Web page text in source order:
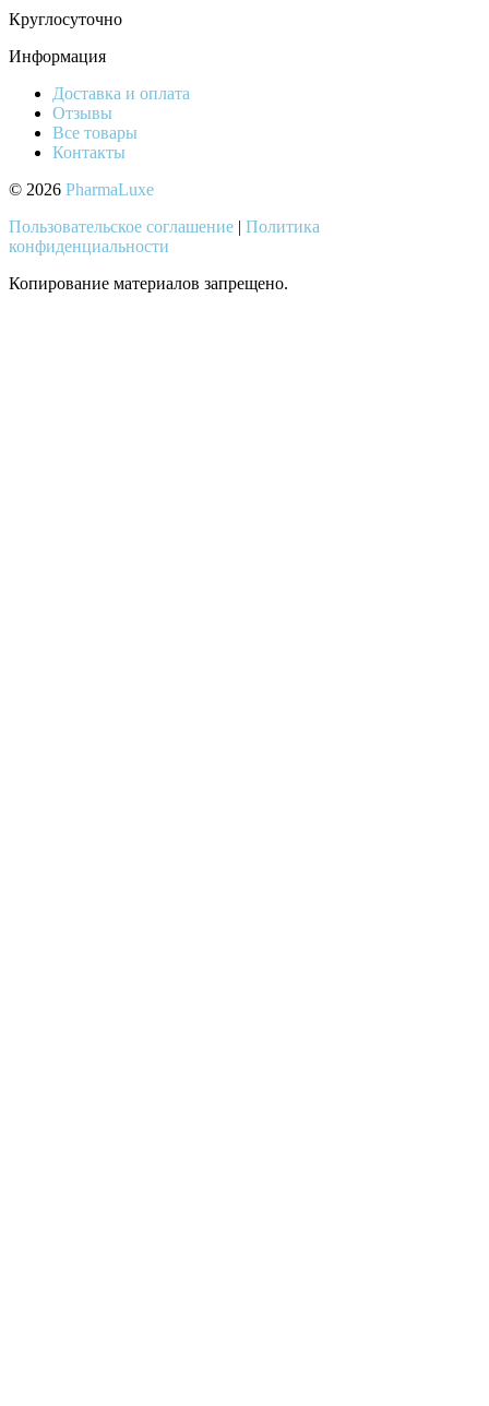
Круглосуточно
Информация
Доставка и оплата
Отзывы
Все товары
Контакты
© 2026 PharmaLuxe
Пользовательское соглашение | Политика
конфиденциальности
Копирование материалов запрещено.